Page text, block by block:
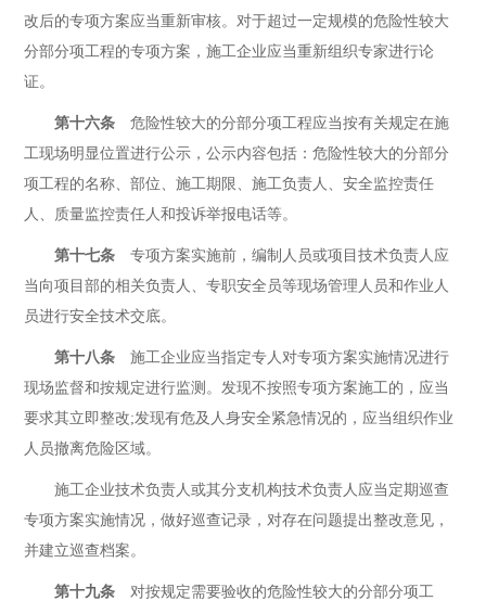
改后的专项方案应当重新审核。对于超过一定规模的危险性较大
分部分项工程的专项方案，施工企业应当重新组织专家进行论
证。
第十六条 危险性较大的分部分项工程应当按有关规定在施
工现场明显位置进行公示，公示内容包括：危险性较大的分部分
项工程的名称、部位、施工期限、施工负责人、安全监控责任
人、质量监控责任人和投诉举报电话等。
第十七条 专项方案实施前，编制人员或项目技术负责人应
当向项目部的相关负责人、专职安全员等现场管理人员和作业人
员进行安全技术交底。
第十八条 施工企业应当指定专人对专项方案实施情况进行
现场监督和按规定进行监测。发现不按照专项方案施工的，应当
要求其立即整改;发现有危及人身安全紧急情况的，应当组织作业
人员撤离危险区域。
施工企业技术负责人或其分支机构技术负责人应当定期巡查
专项方案实施情况，做好巡查记录，对存在问题提出整改意见，
并建立巡查档案。
第十九条 对按规定需要验收的危险性较大的分部分项工